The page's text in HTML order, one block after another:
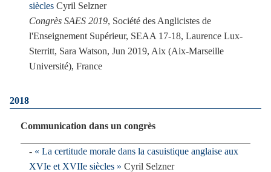
siècles Cyril Selzner
Congrès SAES 2019, Société des Anglicistes de
l'Enseignement Supérieur, SEAA 17-18, Laurence Lux-
Sterritt, Sara Watson, Jun 2019, Aix (Aix-Marseille
Université), France
2018
Communication dans un congrès
« La certitude morale dans la casuistique anglaise aux
XVIe et XVIIe siècles » Cyril Selzner